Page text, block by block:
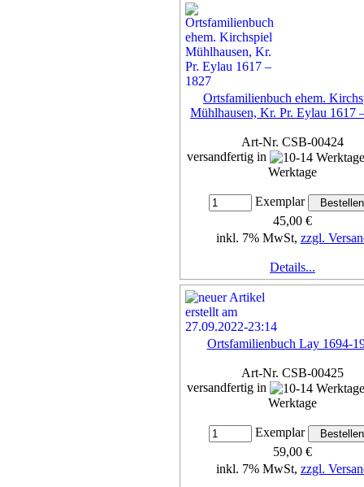
Ortsfamilienbuch ehem.
Mühlhausen, Kr. Pr. Eylau 1617
Art-Nr. CSB-00424
versandfertig in
Werktage
Exemplar
45,00 €
inkl. 7% MwSt, zzgl.
Details...
Ortsfamilienbuch Lay 1694-
Art-Nr. CSB-00425
versandfertig in
Werktage
Exemplar
59,00 €
inkl. 7% MwSt, zzgl.